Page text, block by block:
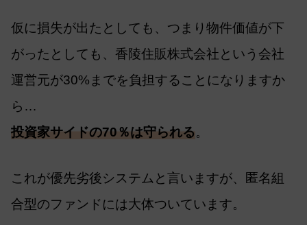
仮に損失が出たとしても、つまり物件価値が下
がったとしても、香陵住販株式会社という会社
運営元が30%までを負担することになりますか
ら…
投資家サイドの70％は守られる。
これが優先劣後システムと言いますが、匿名組
合型のファンドには大体ついています。